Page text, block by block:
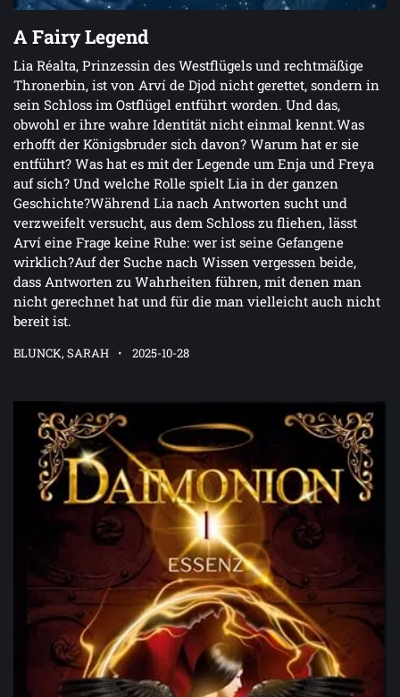
A Fairy Legend
Lia Réalta, Prinzessin des Westflügels und rechtmäßige
Thronerbin, ist von Arví de Djod nicht gerettet, sondern in
sein Schloss im Ostflügel entführt worden. Und das,
obwohl er ihre wahre Identität nicht einmal kennt.Was
erhofft der Königsbruder sich davon? Warum hat er sie
entführt? Was hat es mit der Legende um Enja und Freya
auf sich? Und welche Rolle spielt Lia in der ganzen
Geschichte?Während Lia nach Antworten sucht und
verzweifelt versucht, aus dem Schloss zu fliehen, lässt
Arví eine Frage keine Ruhe: wer ist seine Gefangene
wirklich?Auf der Suche nach Wissen vergessen beide,
dass Antworten zu Wahrheiten führen, mit denen man
nicht gerechnet hat und für die man vielleicht auch nicht
bereit ist.
BLUNCK, SARAH 2025-10-28